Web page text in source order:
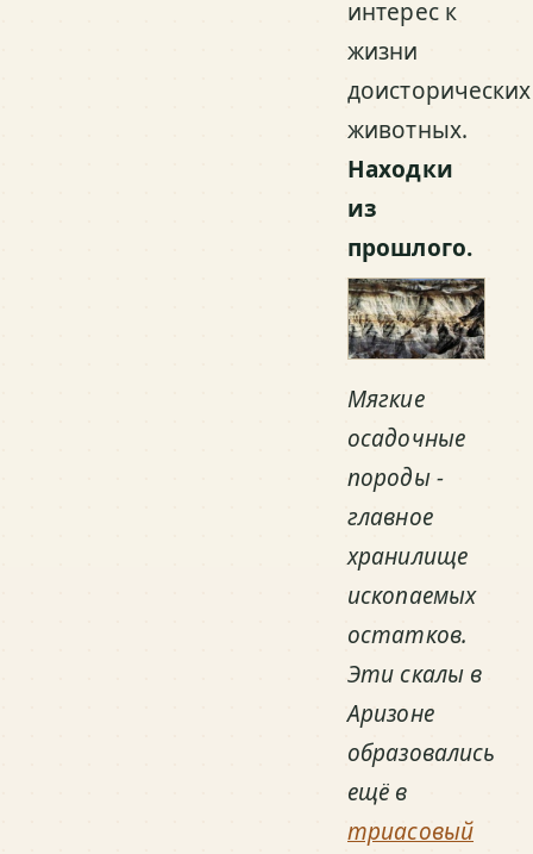
интерес к
жизни
доисторических
животных.
Находки
из
прошлого.
Мягкие
осадочные
породы -
главное
хранилище
ископаемых
остатков.
Эти скалы в
Аризоне
образовались
ещё в
триасовый